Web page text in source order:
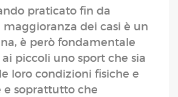
praticato fin da
maggioranza dei casi è un
è però fondamentale
piccoli uno sport che sia
loro condizioni fisiche e
e soprattutto che